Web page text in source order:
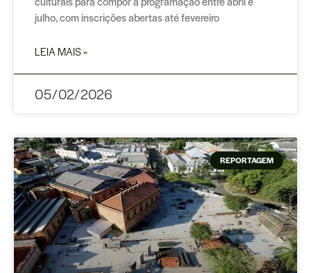
julho, com inscrições abertas até fevereiro
LEIA MAIS »
05/02/2026
REPORTAGEM